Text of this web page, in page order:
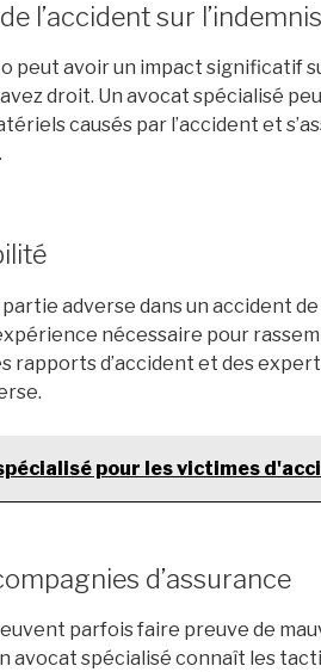
l’accident sur
peut avoir un impact significatif
droit. Un avocat spécialisé
causés par l’accident et
adverse dans un accident
nécessaire pour
rapports d’accident et des
pour les victimes
d’assurance
parfois faire preuve de
avocat spécialisé connaît les